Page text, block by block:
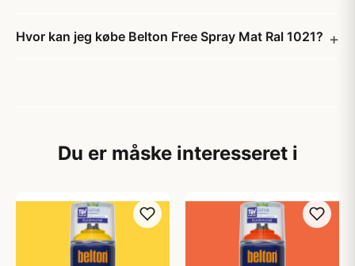
Hvor kan jeg købe Belton Free Spray Mat Ral 1021?
Du er måske interesseret i